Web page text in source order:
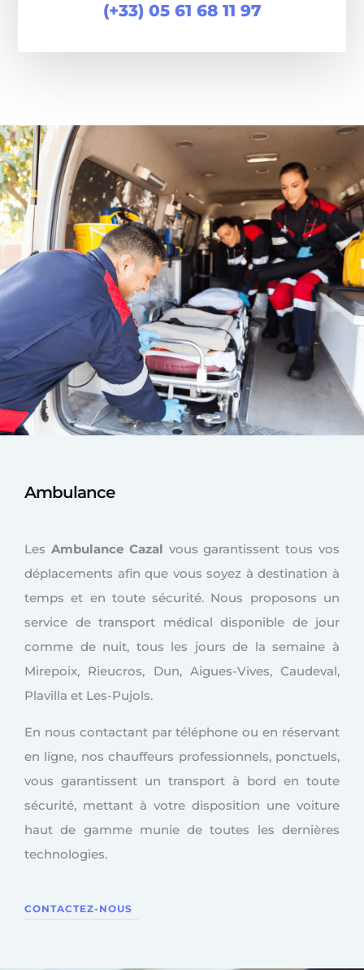
(+33) 05 61 68 11 97
Ambulance
Les Ambulance Cazal vous garantissent tous vos
déplacements afin que vous soyez à destination à
temps et en toute sécurité. Nous proposons un
service de transport médical disponible de jour
comme de nuit, tous les jours de la semaine à
Mirepoix, Rieucros, Dun, Aigues-Vives, Caudeval,
Plavilla et Les-Pujols.
En nous contactant par téléphone ou en réservant
en ligne, nos chauffeurs professionnels, ponctuels,
vous garantissent un transport à bord en toute
sécurité, mettant à votre disposition une voiture
haut de gamme munie de toutes les dernières
technologies.
CONTACTEZ-NOUS